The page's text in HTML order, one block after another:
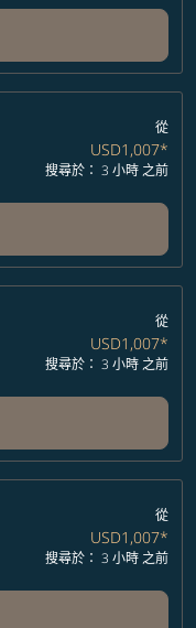
從
USD1,007*
搜尋於： 3 小時 之前
從
USD1,007*
搜尋於： 3 小時 之前
從
USD1,007*
搜尋於： 3 小時 之前